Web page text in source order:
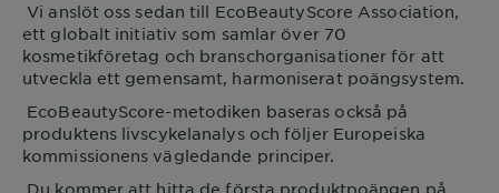
Vi anslöt oss sedan till EcoBeautyScore Association,
ett globalt initiativ som samlar över 70
kosmetikföretag och branschorganisationer för att
utveckla ett gemensamt, harmoniserat poängsystem.
EcoBeautyScore-metodiken baseras också på
produktens livscykelanalys och följer Europeiska
kommissionens vägledande principer.